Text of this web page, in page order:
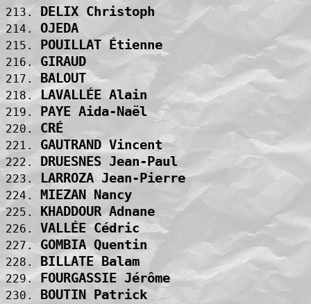
213. DELIX Christoph
214. OJEDA
215. POUILLAT Étienne
216. GIRAUD
217. BALOUT
218. LAVALLÉE Alain
219. PAYE Aida-Naël
220. CRÉ
221. GAUTRAND Vincent
222. DRUESNES Jean-Paul
223. LARROZA Jean-Pierre
224. MIEZAN Nancy
225. KHADDOUR Adnane
226. VALLÉE Cédric
227. GOMBIA Quentin
228. BILLATE Balam
229. FOURGASSIE Jérôme
230. BOUTIN Patrick